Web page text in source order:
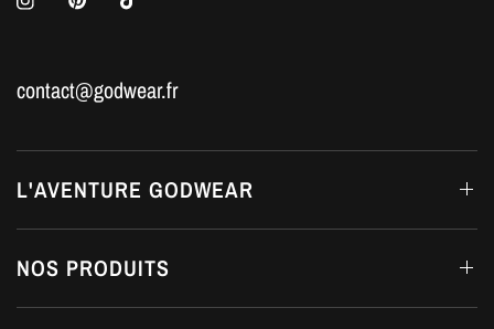
contact@godwear.fr
L'AVENTURE GODWEAR
NOS PRODUITS